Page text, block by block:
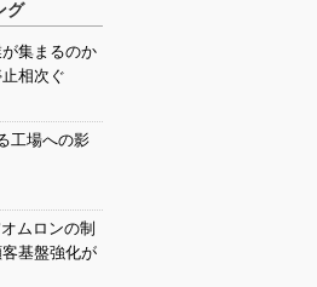
グ
集まるのか
相次ぐ
工場への影
ムロンの制
基盤強化が